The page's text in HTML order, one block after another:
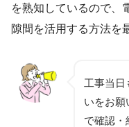
を熟知しているので、
隙間を活用する方法を
工事当日
いをお願
で確認・